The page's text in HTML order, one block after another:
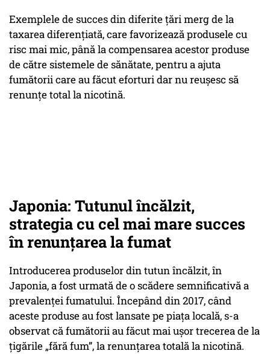
Exemplele de succes din diferite țări merg de la
taxarea diferențiată, care favorizează produsele cu
risc mai mic, până la compensarea acestor produse
de către sistemele de sănătate, pentru a ajuta
fumătorii care au făcut eforturi dar nu reușesc să
renunțe total la nicotină.
Japonia: Tutunul încălzit,
strategia cu cel mai mare succes
în renunțarea la fumat
Introducerea produselor din tutun încălzit, în
Japonia, a fost urmată de o scădere semnificativă a
prevalenței fumatului. Începând din 2017, când
aceste produse au fost lansate pe piața locală, s-a
observat că fumătorii au făcut mai ușor trecerea de la
țigările „fără fum”, la renunțarea totală la nicotină.